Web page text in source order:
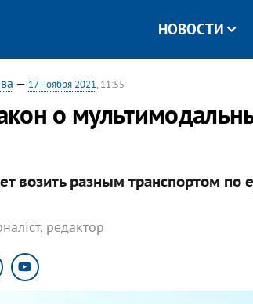
НОВОСТИ
— 17 ноября 2021, 11:55
о
возить разным транспортом по
редактор